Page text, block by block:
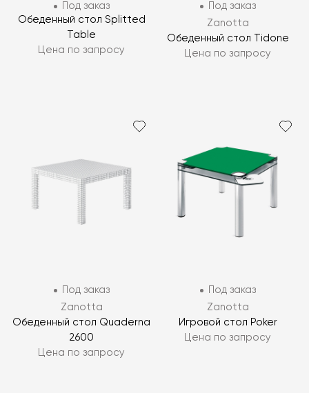
Под заказ
Обеденный стол Splitted
Table
Цена по запросу
Под заказ
Zanotta
Обеденный стол Tidone
Цена по запросу
Под заказ
Zanotta
Обеденный стол Quaderna
2600
Цена по запросу
Под заказ
Zanotta
Игровой стол Poker
Цена по запросу